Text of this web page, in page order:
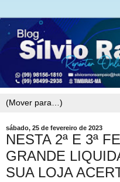
sábado, 25 de fevereiro de 2023
NESTA 2ª E 3ª
GRANDE
SUA LOJA